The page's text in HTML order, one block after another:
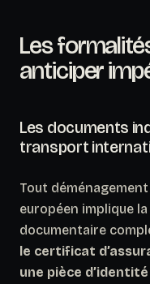
Les
anticiper
Les documents
transport
Tout
européen implique
documentaire
le certificat
une pièce